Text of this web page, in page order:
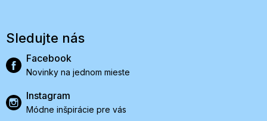
Sledujte nás
Facebook
Novinky na jednom mieste
Instagram
Módne inšpirácie pre vás